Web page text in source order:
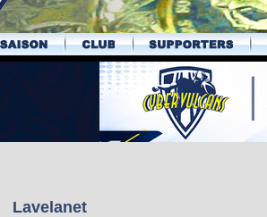
Lavelanet